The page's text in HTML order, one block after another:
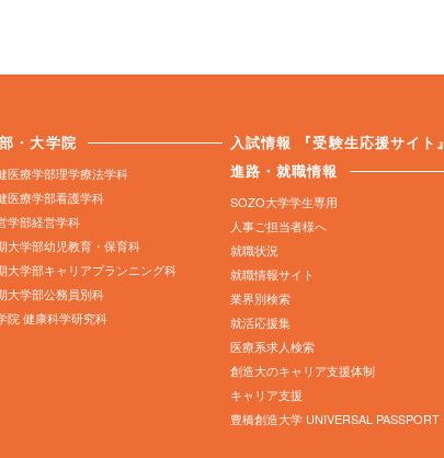
・大学院
医療学部理学療法学科
医療学部看護学科
学部経営学科
大学部幼児教育・保育科
大学部キャリアプランニング科
大学部公務員別科
院 健康科学研究科
入試情報
『受験生応援サイト』
進路・就職情報
SOZO大学学生専用
人事ご担当者様へ
就職状況
就職情報サイト
業界別検索
就活応援集
医療系求人検索
創造大のキャリア支援体制
キャリア支援
豊橋創造大学 UNIVERSAL PASSPORT